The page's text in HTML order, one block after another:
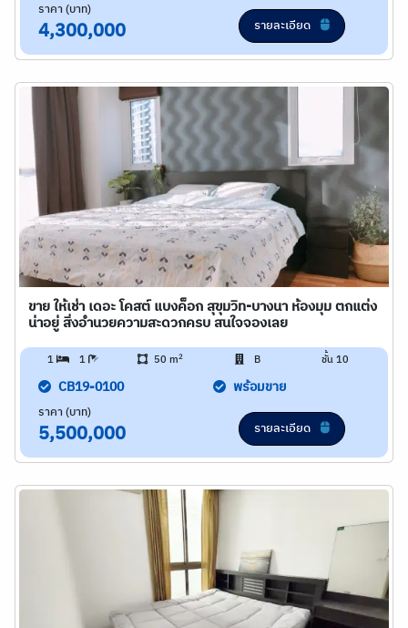
ราคา (บาท)
4,300,000 รายละเอียด
ขาย ให้เช่า เดอะ โคสต์ แบงค็อก สุขุมวิท-บางนา ห้องมุม ตกแต่ง
น่าอยู่ สิ่งอำนวยความสะดวกครบ สนใจจองเลย
1 1 50 m2 B ชั้น 10
CB19-0100 พร้อมขาย
ราคา (บาท)
5,500,000 รายละเอียด